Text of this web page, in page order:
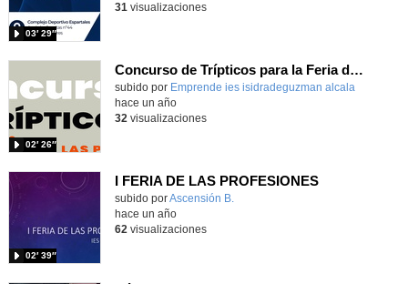
03′ 29″
31 visualizaciones
Concurso de Trípticos para la Feria de las Profesiones
Contenido educativo.
subido por Emprende ies isidradeguzman alcala
02′ 26″
hace un año
32 visualizaciones
I FERIA DE LAS PROFESIONES
Contenido educativo.
subido porAscensión B.
02′ 39″
hace un año
62 visualizaciones